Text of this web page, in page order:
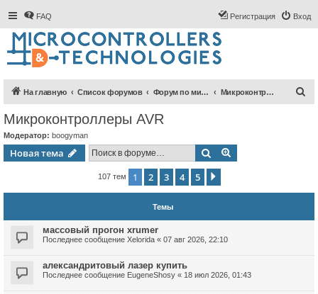
FAQ Вход
Регистрация
На главную Список форумов Форум по микроконтроллерам Микроконтроллеры AVR
Микроконтроллеры AVR
Модератор: boogyman
Новая тема Поиск
107 тем 1 2 3 4 5
Темы
массовый прогон xrumer
Последнее сообщение Xelorida « 07 авг 2026, 22:10
александритовый лазер купить
Последнее сообщение EugeneShosy « 18 июл 2026, 01:43